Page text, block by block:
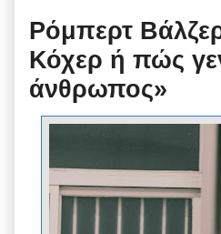
Ρόμπερτ
Κόχερ ή πώς
άνθρωπος»